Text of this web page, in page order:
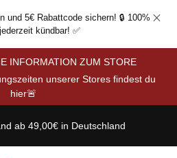
und 5€ Rabattcode sichern! 🔒 100%
kündbar! ✅
INFORMATION ZUM STORE
unserer Stores findest du
hier🚨
ab 49,00€ in Deutschland